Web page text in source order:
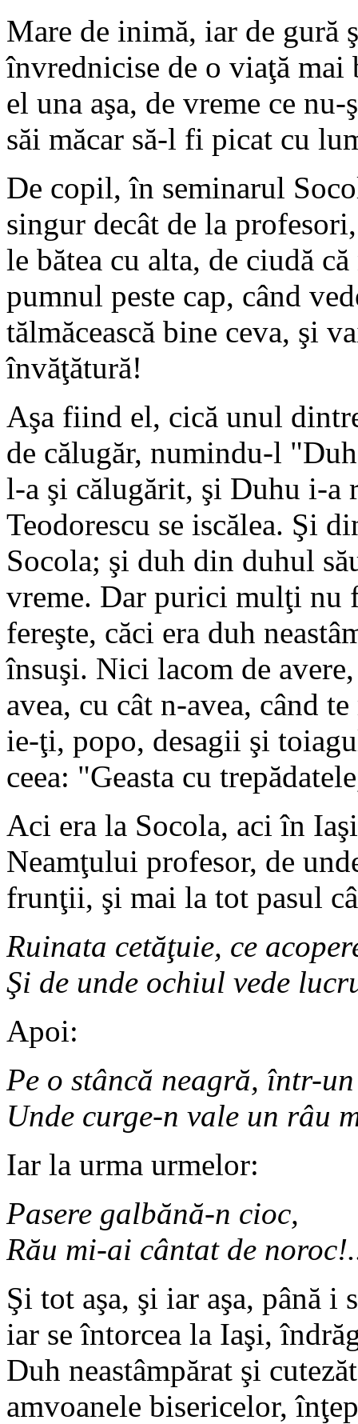
Mare de inimă, iar de gură
învrednicise de o viaţă mai
el una aşa, de vreme ce
săi măcar să-l fi picat cu
De copil, în seminarul
singur decât de la
le bătea cu alta, de ciudă
pumnul peste cap, când
tălmăcească bine ceva, şi
învăţătură!
Aşa fiind el, cică unul
de călugăr, numindu-l
l-a şi călugărit, şi Duhu i-a
Teodorescu se iscălea. Şi
Socola; şi duh din duhul
vreme. Dar purici mulţi nu
fereşte, căci era duh
însuşi. Nici lacom de
avea, cu cât n-avea, când
ie-ţi, popo, desagii şi
ceea: "Geasta cu
Aci era la Socola, aci în
Neamţului profesor, de
frunţii, şi mai la tot pasul
Ruinata cetăţuie, ce
Şi de unde ochiul vede
Apoi:
Pe o stâncă neagră, într-
Unde curge-n vale un râu
Iar la urma urmelor:
Pasere galbănă-n cioc,
Rău mi-ai cântat de
Şi tot aşa, şi iar aşa, până i
iar se întorcea la Iaşi,
Duh neastâmpărat şi
amvoanele bisericelor,